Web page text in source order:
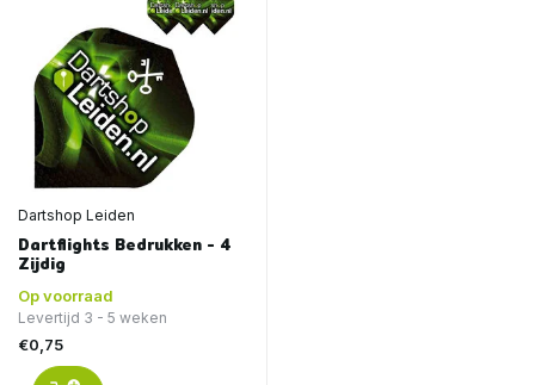
Dartshop Leiden
Dartflights Bedrukken - 4
Zijdig
Op voorraad
Levertijd 3 - 5 weken
€0,75